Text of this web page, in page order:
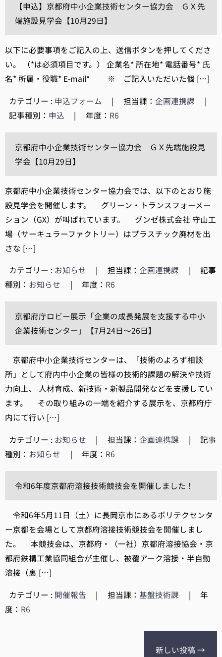
【申込】京都府中小企業技術センター協力会 ＧＸ先
端施設見学会【10月29日】
以下に必要事項をご記入の上、送信ボタンを押してくださ
い。 （*は必須項目です。） 企業名* 所在地* 電話番号* 氏
名* 所属・役職* E-mail* ※ ご記入いただいた個 […]
カテゴリー : 申込フォーム | 担当課：企画連携課
|
記事種別： 申込 | 年度： R6
京都府中小企業技術センター協力会 ＧＸ先端施設見
学会【10月29日】
京都府中小企業技術センター協力会では、以下のとおり施
設見学会を開催します。 グリーン・トランスフォーメー
ション（GX）が叫ばれています。 グンゼ株式会社 守山工
場（サーキュラーファクトリー）はプラスチック廃材を出
さな […]
カテゴリー : お知らせ | 担当課：企画連携課 |
記事
種別： お知らせ | 年度： R6
京都府庁ロビー展示「企業の成長発展を支援する中小
企業技術センター」【7月24日～26日】
京都府中小企業技術センターは、「技術のよろず相談
所」として府内中小企業の皆様の技術的課題の解決や技術
力向上、 人材育成、新技術・新製品開発などを支援してい
ます。 その取り組みの一端を紹介する展示を、京都府庁
内にて行い […]
カテゴリー : お知らせ | 担当課：企画連携課 |
記事
種別： お知らせ | 年度： R6
令和6年度京都府溶接技術競技会を開催しました！
令和6年5月11日（土）に長岡京市にあるポリテクセンタ
ー京都を会場として京都府溶接技術競技会を開催しまし
た。 本競技会は、京都府・（一社）京都府溶接協会・京
都府鉄構工業協同組合が主催し、被覆アーク溶接・半自動
溶接（裏 […]
カテゴリー : 開催報告 | 担当課：基盤技術課 |
年
度： R6
新しい投稿→